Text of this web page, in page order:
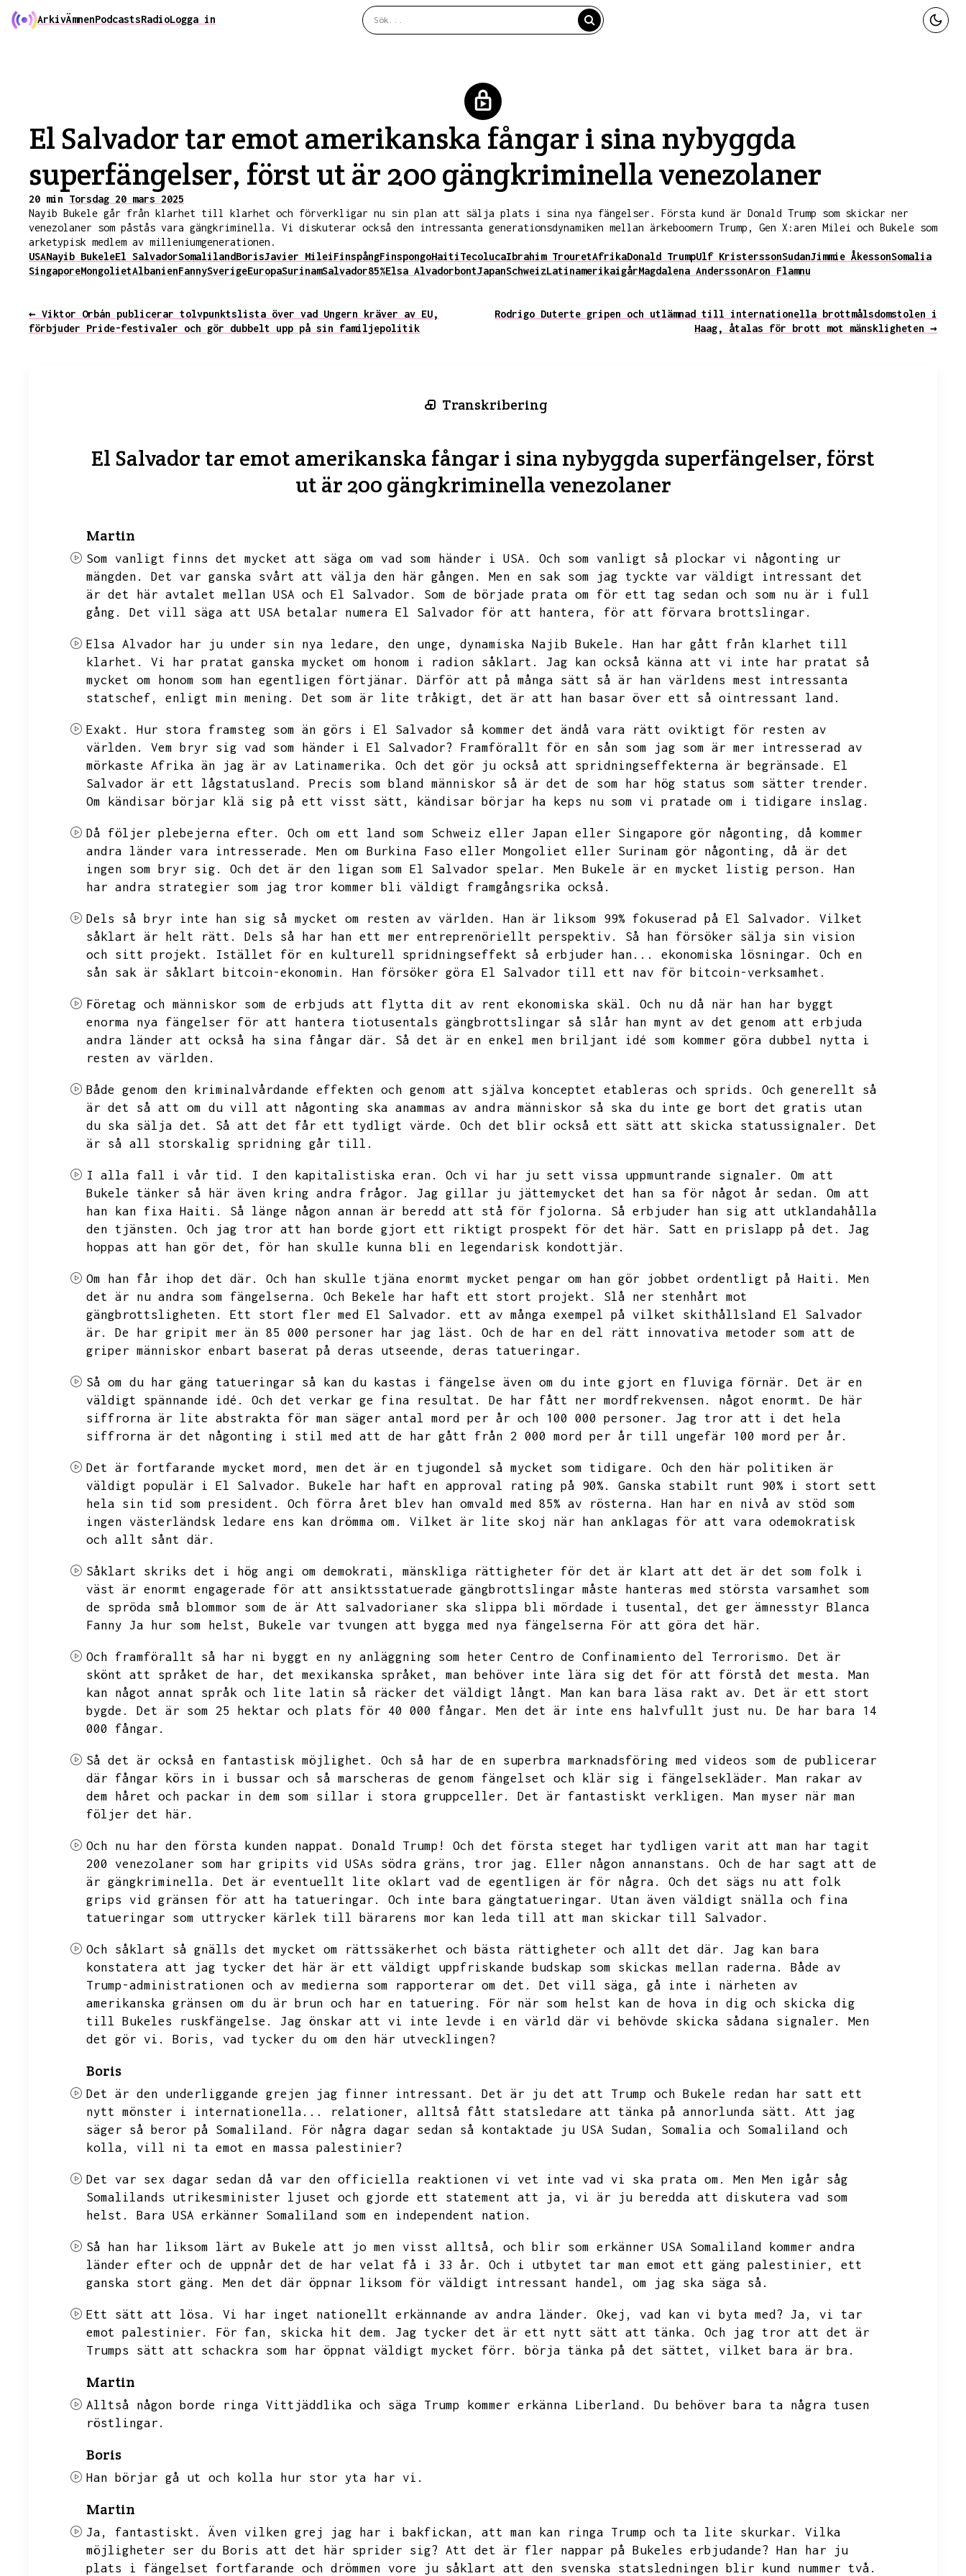
ArkivÄmnenPodcastsRadioLogga in
El Salvador tar emot amerikanska fångar i sina nybyggda
superfängelser, först ut är 200 gängkriminella venezolaner
20 min Torsdag 20 mars 2025
Nayib Bukele går från klarhet till klarhet och förverkligar nu sin plan att sälja plats i sina nya fängelser. Första kund är Donald Trump som skickar ner
venezolaner som påstås vara gängkriminella. Vi diskuterar också den intressanta generationsdynamiken mellan ärkeboomern Trump, Gen X:aren Milei och Bukele som
arketypisk medlem av milleniumgenerationen.
USANayib BukeleEl SalvadorSomalilandBorisJavier MileiFinspångFinspongoHaitiTecolucaIbrahim TrouretAfrikaDonald TrumpUlf KristerssonSudanJimmie ÅkessonSomalia
SingaporeMongolietAlbanienFannySverigeEuropaSurinamSalvador85%Elsa AlvadorbontJapanSchweizLatinamerikaigårMagdalena AnderssonAron Flamnu
← Viktor Orbán publicerar tolvpunktslista över vad Ungern kräver av EU,
förbjuder Pride-festivaler och gör dubbelt upp på sin familjepolitik
Rodrigo Duterte gripen och utlämnad till internationella brottmålsdomstolen i
Haag, åtalas för brott mot mänskligheten →
Transkribering
El Salvador tar emot amerikanska fångar i sina nybyggda superfängelser, först
ut är 200 gängkriminella venezolaner
Martin
Som vanligt finns det mycket att säga om vad som händer i USA.
Och som vanligt så plockar vi någonting ur
mängden.
Det var ganska svårt att välja den här gången.
Men en sak som jag tyckte var väldigt intressant det
är det här avtalet mellan USA och El Salvador.
Som de började prata om för ett tag sedan och som nu är i full
gång.
Det vill säga att USA betalar numera El Salvador för att hantera, för att förvara brottslingar.
Elsa Alvador har ju under sin nya ledare, den unge, dynamiska Najib Bukele.
Han har gått från klarhet till
klarhet.
Vi har pratat ganska mycket om honom i radion såklart.
Jag kan också känna att vi inte har pratat så
mycket om honom som han egentligen förtjänar.
Därför att på många sätt så är han världens mest intressanta
statschef,
enligt min mening. Det som är lite tråkigt, det är att han basar över ett så ointressant land.
Exakt.
Hur stora framsteg som än görs i El Salvador så kommer det ändå vara rätt oviktigt för resten av
världen.
Vem bryr sig vad som händer i El Salvador?
Framförallt för en sån som jag som är mer intresserad av
mörkaste Afrika än jag är av Latinamerika.
Och det gör ju också att spridningseffekterna är begränsade.
El
Salvador är ett lågstatusland.
Precis som bland människor så är det de som har hög status som sätter trender.
Om kändisar börjar klä sig på ett visst sätt,
kändisar börjar ha keps nu som vi pratade om i tidigare inslag.
Då följer plebejerna efter. Och om ett land som Schweiz eller Japan eller Singapore gör någonting,
då kommer
andra länder vara intresserade.
Men om Burkina Faso eller Mongoliet eller Surinam gör någonting,
då är det
ingen som bryr sig.
Och det är den ligan som El Salvador spelar. Men Bukele är en mycket listig person.
Han
har andra strategier som jag tror kommer bli väldigt framgångsrika också.
Dels så bryr inte han sig så mycket om resten av världen. Han är liksom 99% fokuserad på El Salvador.
Vilket
såklart är helt rätt.
Dels så har han ett mer entreprenöriellt perspektiv.
Så han försöker sälja sin vision
och sitt projekt.
Istället för en kulturell spridningseffekt så erbjuder han... ekonomiska lösningar.
Och en
sån sak är såklart bitcoin-ekonomin.
Han försöker göra El Salvador till ett nav för bitcoin-verksamhet.
Företag och människor som de erbjuds att flytta dit av rent ekonomiska skäl.
Och nu då när han har byggt
enorma nya fängelser för att hantera tiotusentals gängbrottslingar så slår han mynt av det genom att erbjuda
andra länder att också ha sina fångar där.
Så det är en enkel men briljant idé som kommer göra dubbel nytta i
resten av världen.
Både genom den kriminalvårdande effekten och genom att själva konceptet etableras och sprids.
Och generellt så
är det så att om du vill att någonting ska anammas av andra människor så ska du inte ge bort det gratis utan
du ska sälja det.
Så att det får ett tydligt värde. Och det blir också ett sätt att skicka statussignaler.
Det
är så all storskalig spridning går till.
I alla fall i vår tid. I den kapitalistiska eran. Och vi har ju sett vissa uppmuntrande signaler.
Om att
Bukele tänker så här även kring andra frågor.
Jag gillar ju jättemycket det han sa för något år sedan.
Om att
han kan fixa Haiti.
Så länge någon annan är beredd att stå för fjolorna.
Så erbjuder han sig att utklandahålla
den tjänsten.
Och jag tror att han borde gjort ett riktigt prospekt för det här. Satt en prislapp på det.
Jag
hoppas att han gör det,
för han skulle kunna bli en legendarisk kondottjär.
Om han får ihop det där. Och han skulle tjäna enormt mycket pengar om han gör jobbet ordentligt på Haiti.
Men
det är nu andra som fängelserna.
Och Bekele har haft ett stort projekt.
Slå ner stenhårt mot
gängbrottsligheten.
Ett stort fler med El Salvador.
ett av många exempel på vilket skithållsland El Salvador
är.
De har gripit mer än 85 000 personer har jag läst.
Och de har en del rätt innovativa metoder som att de
griper människor enbart baserat på deras utseende,
deras tatueringar.
Så om du har gäng tatueringar så kan du kastas i fängelse även om du inte gjort en fluviga förnär.
Det är en
väldigt spännande idé.
Och det verkar ge fina resultat. De har fått ner mordfrekvensen. något enormt.
De här
siffrorna är lite abstrakta för man säger antal mord per år och 100 000 personer.
Jag tror att i det hela
siffrorna är det någonting i stil med att de har gått från 2 000 mord per år till ungefär 100 mord per år.
Det är fortfarande mycket mord, men det är en tjugondel så mycket som tidigare.
Och den här politiken är
väldigt populär i El Salvador.
Bukele har haft en approval rating på 90%. Ganska stabilt runt 90% i stort sett
hela sin tid som president.
Och förra året blev han omvald med 85% av rösterna.
Han har en nivå av stöd som
ingen västerländsk ledare ens kan drömma om.
Vilket är lite skoj när han anklagas för att vara odemokratisk
och allt sånt där.
Såklart skriks det i hög angi om demokrati,
mänskliga rättigheter för det är klart att det är det som folk i
väst är enormt engagerade för att ansiktsstatuerade gängbrottslingar måste hanteras med största varsamhet som
de spröda små blommor som de är Att salvadorianer ska slippa bli mördade i tusental,
det ger ämnesstyr Blanca
Fanny Ja hur som helst, Bukele var tvungen att bygga med nya fängelserna För att göra det här.
Och framförallt så har ni byggt en ny anläggning som heter Centro de Confinamiento del Terrorismo.
Det är
skönt att språket de har,
det mexikanska språket, man behöver inte lära sig det för att förstå det mesta.
Man
kan något annat språk och lite latin så räcker det väldigt långt.
Man kan bara läsa rakt av.
Det är ett stort
bygde.
Det är som 25 hektar och plats för 40 000 fångar. Men det är inte ens halvfullt just nu.
De har bara 14
000 fångar.
Så det är också en fantastisk möjlighet.
Och så har de en superbra marknadsföring med videos som de publicerar
där fångar körs in i bussar och så marscheras de genom fängelset och klär sig i fängelsekläder.
Man rakar av
dem håret och packar in dem som sillar i stora gruppceller.
Det är fantastiskt verkligen.
Man myser när man
följer det här.
Och nu har den första kunden nappat. Donald Trump!
Och det första steget har tydligen varit att man har tagit
200 venezolaner som har gripits vid USAs södra gräns,
tror jag. Eller någon annanstans.
Och de har sagt att de
är gängkriminella.
Det är eventuellt lite oklart vad de egentligen är för några.
Och det sägs nu att folk
grips vid gränsen för att ha tatueringar.
Och inte bara gängtatueringar.
Utan även väldigt snälla och fina
tatueringar som uttrycker kärlek till bärarens mor kan leda till att man skickar till Salvador.
Och såklart så gnälls det mycket om rättssäkerhet och bästa rättigheter och allt det där.
Jag kan bara
konstatera att jag tycker det här är ett väldigt uppfriskande budskap som skickas mellan raderna.
Både av
Trump-administrationen och av medierna som rapporterar om det.
Det vill säga,
gå inte i närheten av
amerikanska gränsen om du är brun och har en tatuering.
För när som helst kan de hova in dig och skicka dig
till Bukeles ruskfängelse.
Jag önskar att vi inte levde i en värld där vi behövde skicka sådana signaler.
Men
det gör vi.
Boris, vad tycker du om den här utvecklingen?
Boris
Det är den underliggande grejen jag finner intressant. Det är ju det att
Trump och Bukele redan har satt ett
nytt mönster i internationella...
relationer, alltså fått statsledare att tänka på annorlunda sätt.
Att jag
säger så beror på Somaliland.
För några dagar sedan så kontaktade ju USA Sudan, Somalia och Somaliland och
kolla,
vill ni ta emot en massa palestinier?
Det var sex dagar sedan då var den officiella reaktionen vi vet inte vad vi ska prata om. Men Men igår såg
Somalilands utrikesminister ljuset och gjorde ett statement att ja,
vi är ju beredda att diskutera vad som
helst.
Bara USA erkänner Somaliland som en independent nation.
Så han har liksom lärt av Bukele att jo men visst alltså,
och blir som erkänner USA Somaliland kommer andra
länder efter och de uppnår det de har velat få i 33 år.
Och i utbytet tar man emot ett gäng palestinier,
ett
ganska stort gäng.
Men det där öppnar liksom för väldigt intressant handel, om jag ska säga så.
Ett sätt att lösa. Vi har inget nationellt erkännande av andra länder. Okej, vad kan vi byta med? Ja,
vi tar
emot palestinier.
För fan, skicka hit dem. Jag tycker det är ett nytt sätt att tänka.
Och jag tror att det är
Trumps sätt att schackra som har öppnat väldigt mycket förr.
börja tänka på det sättet, vilket bara är bra.
Martin
Alltså någon borde ringa Vittjäddlika och säga Trump kommer erkänna Liberland.
Du behöver bara ta några tusen
röstlingar.
Boris
Han börjar gå ut och kolla hur stor yta har vi.
Martin
Ja, fantastiskt. Även vilken grej jag har i bakfickan, att man kan ringa Trump och ta lite skurkar.
Vilka
möjligheter ser du Boris att det här sprider sig? Att det är fler nappar på Bukeles erbjudande? Han har ju
plats i fängelset fortfarande och drömmen vore ju såklart att den svenska statsledningen blir kund nummer två.